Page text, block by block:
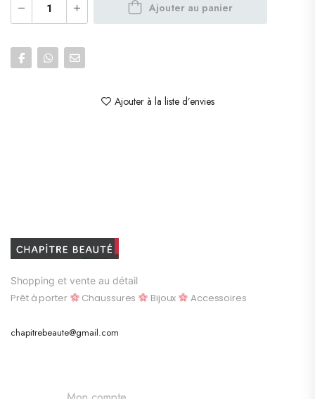
Ajouter au panier
Ajouter à la liste d’envies
Shopping et vente au détail
Prêt à porter Chaussures Bijoux Accessoires
chapitrebeaute@gmail.com